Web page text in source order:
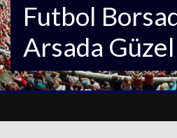
Futbol
Arsada Güzel